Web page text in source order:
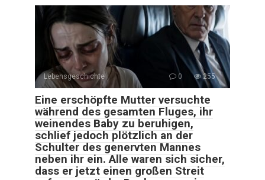
Lebensgeschichte 0 255
Eine erschöpfte Mutter versuchte
während des gesamten Fluges, ihr
weinendes Baby zu beruhigen,
schlief jedoch plötzlich an der
Schulter des genervten Mannes
neben ihr ein. Alle waren sich sicher,
dass er jetzt einen großen Streit